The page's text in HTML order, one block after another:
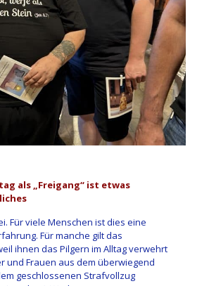
als „Freigang“ ist etwas
Für viele Menschen ist dies eine
Für manche gilt das
ihnen das Pilgern im Alltag verwehrt
und Frauen aus dem überwiegend
geschlossenen Strafvollzug